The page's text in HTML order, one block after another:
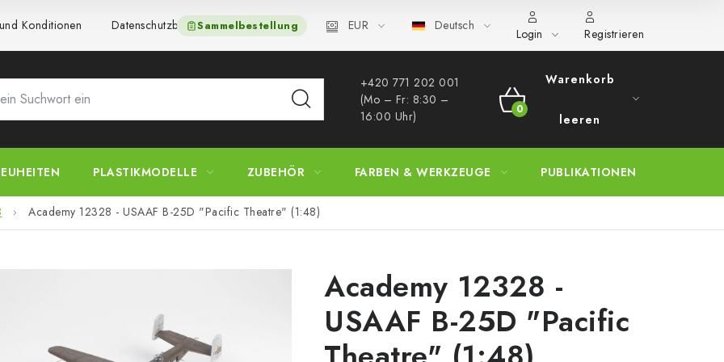
Konditionen Datenschutzbestimmungen Beschwerdeverfahren Großhandel Großbestellung
Sammelbestellung EUR Deutsch
Login Registrieren
+420 771 202 001​
(Mo – Fr: 8:30 –
16:00 Uhr)
WARENKORB
Warenkorb
leeren
PLASTIKMODELLE ZUBEHÖR FARBEN & WERKZEUGE PUBLIKATIONEN
Academy 12328 - USAAF B-25D "Pacific Theatre" (1:48)
Academy 12328 -
USAAF B-25D "Pacific